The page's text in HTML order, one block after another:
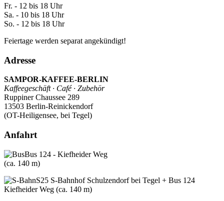
Fr. - 12 bis 18 Uhr
Sa. - 10 bis 18 Uhr
So. - 12 bis 18 Uhr
Feiertage werden separat angekündigt!
Adresse
SAMPOR-KAFFEE-BERLIN
Kaffeegeschäft · Café · Zubehör
Ruppiner Chaussee 289
13503 Berlin-Reinickendorf
(OT-Heiligensee, bei Tegel)
Anfahrt
Bus 124 - Kiefheider Weg
(ca. 140 m)
S25 S-Bahnhof Schulzendorf bei Tegel + Bus 124
Kiefheider Weg (ca. 140 m)